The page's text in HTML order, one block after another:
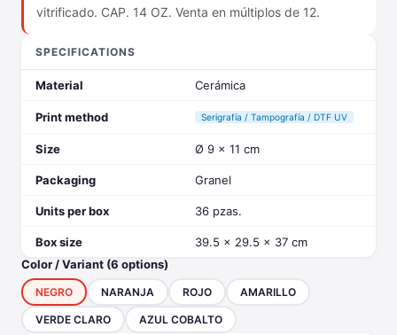
vitrificado. CAP. 14 OZ. Venta en múltiplos de 12.
SPECIFICATIONS
Material Cerámica
Print method Serigrafía / Tampografía / DTF UV
Size Ø 9 x 11 cm
Packaging Granel
Units per box 36 pzas.
Box size
39.5 x 29.5 x 37 cm
Color / Variant (6 options)
NEGRO NARANJA ROJO AMARILLO
VERDE CLARO AZUL COBALTO